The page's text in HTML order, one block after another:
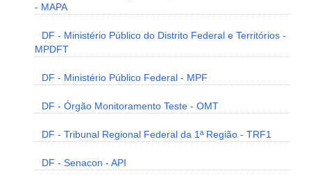
- MAPA
DF - Ministério Público do Distrito Federal e Territórios -
MPDFT
DF - Ministério Público Federal - MPF
DF - Órgão Monitoramento Teste - OMT
DF - Tribunal Regional Federal da 1ª Região - TRF1
DF - Senacon - API